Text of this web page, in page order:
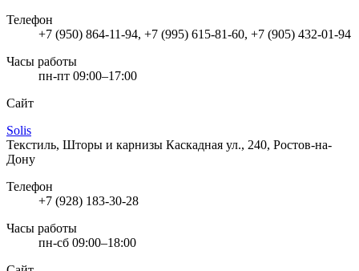
Телефон
+7 (950) 864-11-94, +7 (995) 615-81-60, +7 (905) 432-01-94
Часы работы
пн-пт 09:00–17:00
Сайт
Solis
Текстиль, Шторы и карнизы Каскадная ул., 240, Ростов-на-
Дону
Телефон
+7 (928) 183-30-28
Часы работы
пн-сб 09:00–18:00